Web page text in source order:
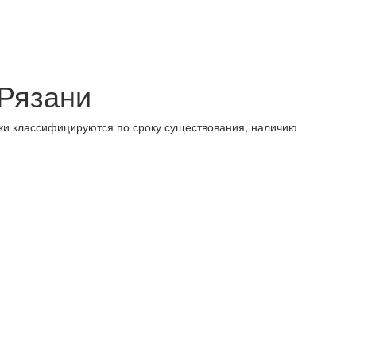
классифицируются по сроку существования, наличию